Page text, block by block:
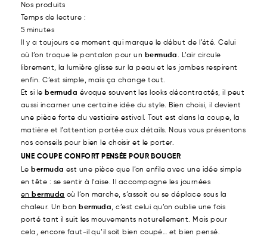
Nos produits
Temps de lecture :
5 minutes
Il y a toujours ce moment qui marque le début de l’été. Celui
où l’on troque le pantalon pour un bermuda. L’air circule
librement, la lumière glisse sur la peau et les jambes respirent
enfin. C’est simple, mais ça change tout.
Et si le bermuda évoque souvent les looks décontractés, il peut
aussi incarner une certaine idée du style. Bien choisi, il devient
une pièce forte du vestiaire estival. Tout est dans la coupe, la
matière et l’attention portée aux détails. Nous vous présentons
nos conseils pour bien le choisir et le porter.
UNE COUPE CONFORT PENSÉE POUR BOUGER
Le bermuda est une pièce que l’on enfile avec une idée simple
en tête : se sentir à l’aise. Il accompagne les journées
en bermuda où l’on marche, s’assoit ou se déplace sous la
chaleur. Un bon bermuda, c’est celui qu’on oublie une fois
porté tant il suit les mouvements naturellement. Mais pour
cela, encore faut-il qu’il soit bien coupé… et bien pensé.